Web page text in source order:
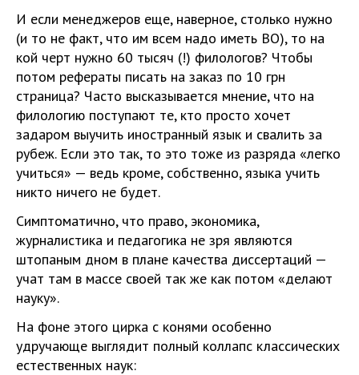
И если менеджеров еще, наверное, столько нужно
(и то не факт, что им всем надо иметь ВО), то на
кой черт нужно 60 тысяч (!) филологов? Чтобы
потом рефераты писать на заказ по 10 грн
страница? Часто высказывается мнение, что на
филологию поступают те, кто просто хочет
задаром выучить иностранный язык и свалить за
рубеж. Если это так, то это тоже из разряда «легко
учиться» — ведь кроме, собственно, языка учить
никто ничего не будет.
Симптоматично, что право, экономика,
журналистика и педагогика не зря являются
штопаным дном в плане качества диссертаций —
учат там в массе своей так же как потом «делают
науку».
На фоне этого цирка с конями особенно
удручающе выглядит полный коллапс классических
естественных наук: